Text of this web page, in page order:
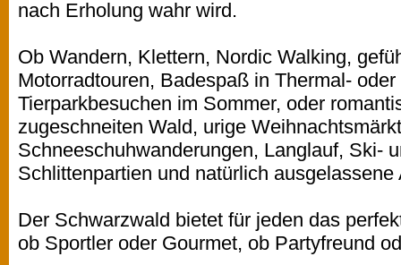
nach Erholung wahr wird.
Ob Wandern, Klettern, Nordic Walking,
Motorradtouren, Badespaß in Thermal-
Tierparkbesuchen im Sommer, oder
zugeschneiten Wald, urige
Schneeschuhwanderungen, Langlauf, Ski-
Schlittenpartien und natürlich
Der Schwarzwald bietet für jeden das
ob Sportler oder Gourmet, ob Partyfreund